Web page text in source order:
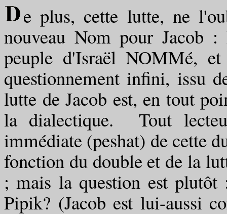
e plus, cette lutte, ne
nouveau Nom pour Jacob
peuple d'Israël NOMMé,
questionnement infini, issu
lutte de Jacob est, en tout
la dialectique. Tout
immédiate (peshat) de cette
fonction du double et de la
; mais la question est
Pipik? (Jacob est lui-aussi